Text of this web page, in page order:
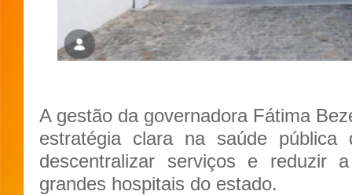
A gestão da governadora Fátima
estratégia clara na saúde
descentralizar serviços e reduzir
grandes hospitais do estado.